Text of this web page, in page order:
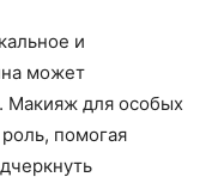
и
может
Макияж для особых
помогая